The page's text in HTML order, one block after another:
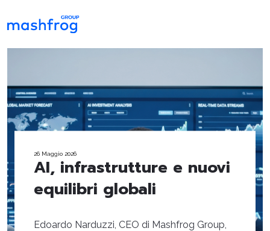
26 Maggio 2026
AI, infrastrutture e nuovi
equilibri globali
Edoardo Narduzzi, CEO di Mashfrog Group,